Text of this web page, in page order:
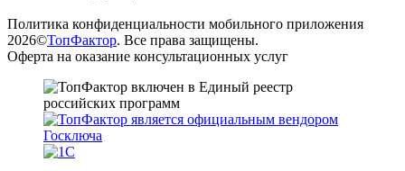
Политика конфиденциальности мобильного приложения
2026©ТопФактор. Все права защищены.
Оферта на оказание консультационных услуг